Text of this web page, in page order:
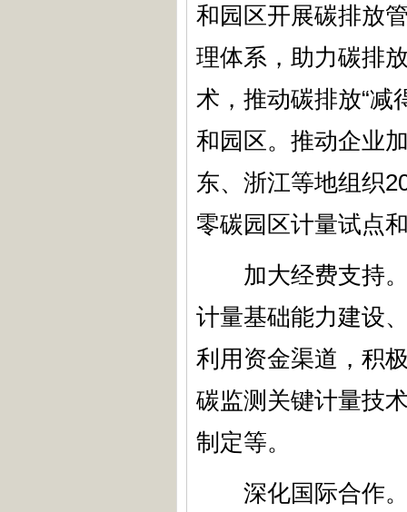
和园区开展碳排放
理体系，助力碳排
术，推动碳排放“减
和园区。推动企业
东、浙江等地组织
零碳园区计量试点
加大经费支持。
计量基础能力建设
利用资金渠道，积
碳监测关键计量技
制定等。
深化国际合作。